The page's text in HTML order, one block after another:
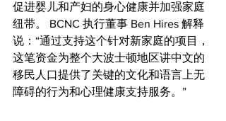
促进婴儿和产妇的身心健康并加强家庭
纽带。 BCNC 执行董事 Ben Hires 解释
说：“通过支持这个针对新家庭的项目，
这笔资金为整个大波士顿地区讲中文的
移民人口提供了关键的文化和语言上无
障碍的行为和心理健康支持服务。”